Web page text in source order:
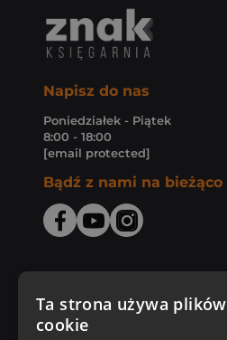
Napisz do nas
Poniedziałek - Piątek
8:00 - 18:00
[email protected]
Bądź z nami na bieżąco
Zakupy u nas
Ta strona używa plików
cookie